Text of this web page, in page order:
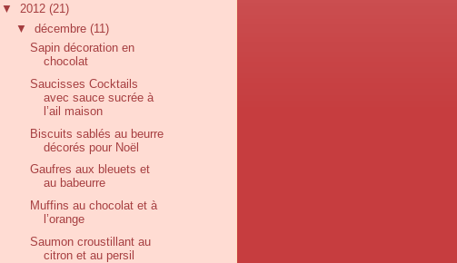
▼ 2012 (21)
▼ décembre (11)
Sapin décoration en
chocolat
Saucisses Cocktails
avec sauce sucrée à
l’ail maison
Biscuits sablés au beurre
décorés pour Noël
Gaufres aux bleuets et
au babeurre
Muffins au chocolat et à
l’orange
Saumon croustillant au
citron et au persil